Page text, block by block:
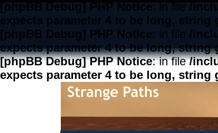
[phpBB Debug] PHP Notice: in file/
expects parameter 4 to be long, string
[phpBB Debug] PHP Notice: in file /
expects parameter 4 to be long, string
[phpBB Debug] PHP Notice: in file/
expects parameter 4 to be long, string